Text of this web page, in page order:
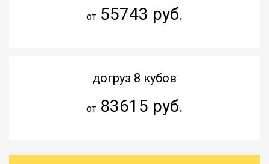
от55743 руб.
догруз 8 кубов
от83615 руб.